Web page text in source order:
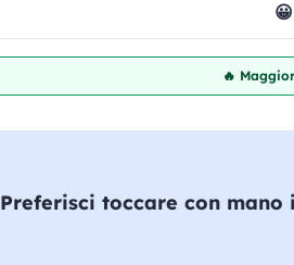
🔥
Preferisci toccare con mano